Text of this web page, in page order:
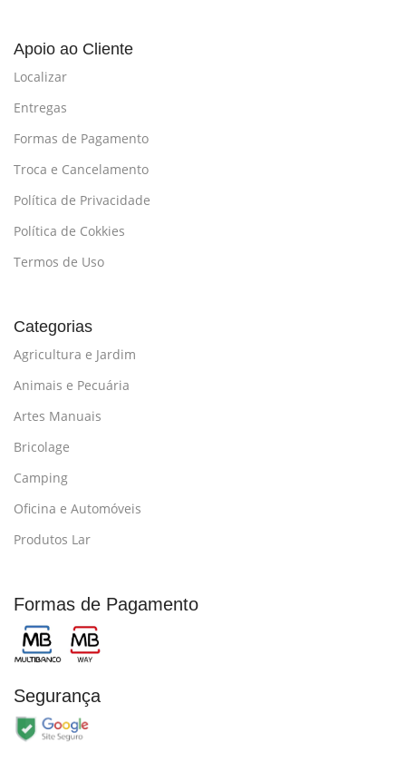
Apoio ao Cliente
Localizar
Entregas
Formas de Pagamento
Troca e Cancelamento
Política de Privacidade
Política de Cokkies
Termos de Uso
Categorias
Agricultura e Jardim
Animais e Pecuária
Artes Manuais
Bricolage
Camping
Oficina e Automóveis
Produtos Lar
Formas de Pagamento
Segurança